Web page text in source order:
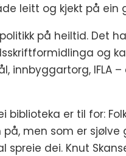
leitt og kjekt på ein
på heiltid. Det
og
innbyggartorg, IFLA
er til for:
men som er
spreie dei. Knut